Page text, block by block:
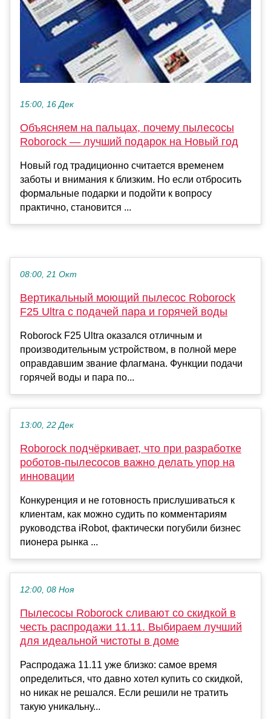
15:00, 16 Дек
Объясняем на пальцах, почему пылесосы
Roborock — лучший подарок на Новый год
Новый год традиционно считается временем
заботы и внимания к близким. Но если отбросить
формальные подарки и подойти к вопросу
практично, становится ...
08:00, 21 Окт
Вертикальный моющий пылесос Roborock
F25 Ultra с подачей пара и горячей воды
Roborock F25 Ultra оказался отличным и
производительным устройством, в полной мере
оправдавшим звание флагмана. Функции подачи
горячей воды и пара по...
13:00, 22 Дек
Roborock подчёркивает, что при разработке
роботов-пылесосов важно делать упор на
инновации
Конкуренция и не готовность прислушиваться к
клиентам, как можно судить по комментариям
руководства iRobot, фактически погубили бизнес
пионера рынка ...
12:00, 08 Ноя
Пылесосы Roborock сливают со скидкой в
честь распродажи 11.11. Выбираем лучший
для идеальной чистоты в доме
Распродажа 11.11 уже близко: самое время
определиться, что давно хотел купить со скидкой,
но никак не решался. Если решили не тратить
такую уникальну...